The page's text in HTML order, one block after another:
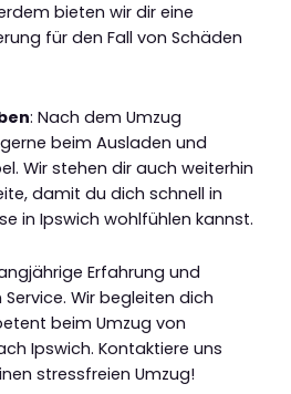
bieten wir dir eine
für den Fall von Schäden
: Nach dem Umzug
beim Ausladen und
Wir stehen dir auch weiterhin
damit du dich schnell in
in Ipswich wohlfühlen kannst.
Erfahrung und
Wir begleiten dich
beim Umzug von
Ipswich. Kontaktiere uns
stressfreien Umzug!